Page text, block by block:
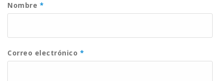
Nombre *
Correo electrónico *